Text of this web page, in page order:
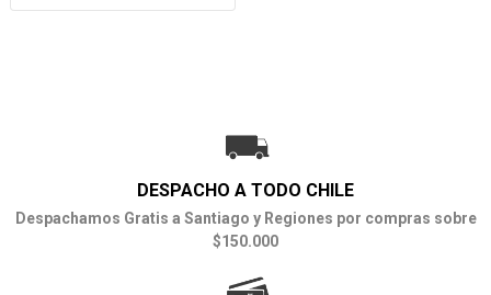
DESPACHO A TODO CHILE
Despachamos Gratis a Santiago y Regiones por compras sobre
$150.000